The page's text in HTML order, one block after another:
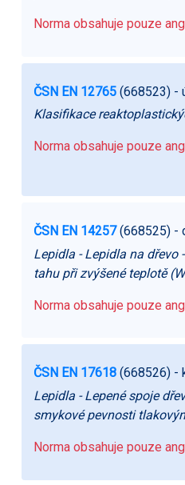
Norma obsahuje pouze
ČSN EN 12765 (668523) -
Klasifikace
Norma obsahuje pouze
ČSN EN 14257(668525) -
Lepidla - Lepidla na
tahu při zvýšené teplotě
Norma obsahuje pouze
ČSN EN 17618 (668526) -
Lepidla - Lepené spoje
smykové pevnosti
Norma obsahuje pouze